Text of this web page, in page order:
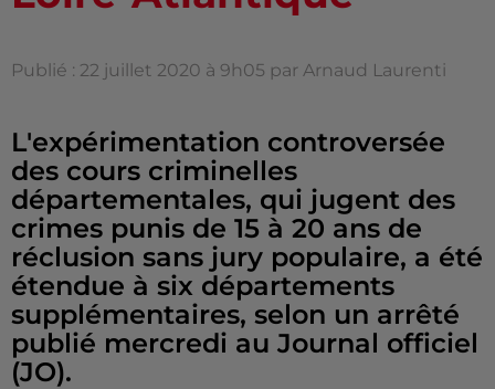
Publié : 22 juillet 2020 à 9h05 par Arnaud Laurenti
L'expérimentation controversée
des cours criminelles
départementales, qui jugent des
crimes punis de 15 à 20 ans de
réclusion sans jury populaire, a été
étendue à six départements
supplémentaires, selon un arrêté
publié mercredi au Journal officiel
(JO).